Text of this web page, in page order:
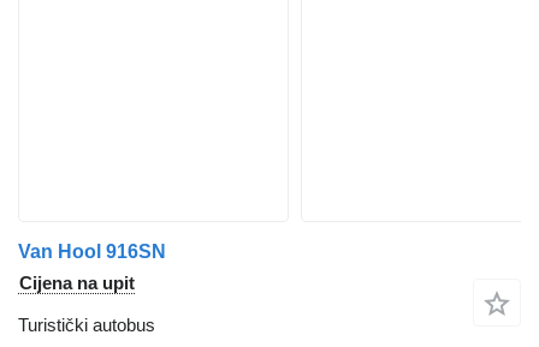
Van Hool 916SN
Cijena na upit
Turistički autobus